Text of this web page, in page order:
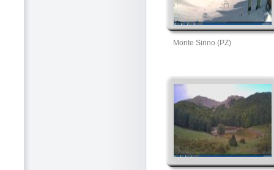
Monte Sirino (PZ)